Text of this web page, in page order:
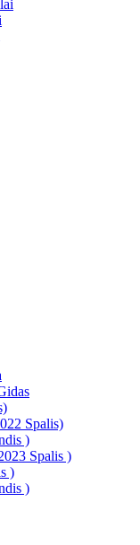
Spalis)
)
Spalis )
)
)